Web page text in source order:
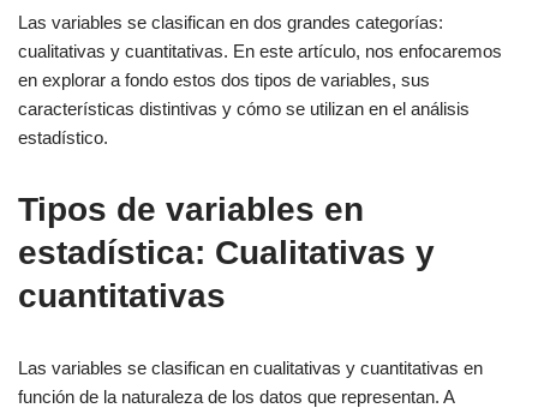
Las variables se clasifican en dos grandes categorías:
cualitativas y cuantitativas. En este artículo, nos enfocaremos
en explorar a fondo estos dos tipos de variables, sus
características distintivas y cómo se utilizan en el análisis
estadístico.
Tipos de variables en
estadística: Cualitativas y
cuantitativas
Las variables se clasifican en cualitativas y cuantitativas en
función de la naturaleza de los datos que representan. A